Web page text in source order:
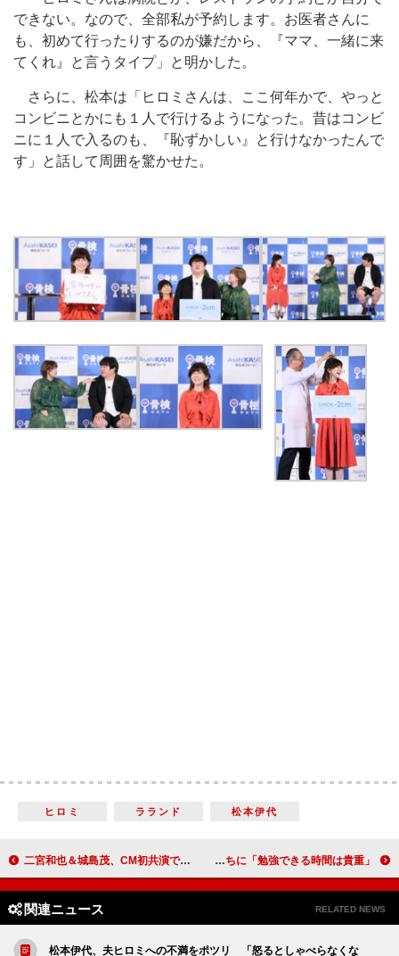
できない。なので、全部私が予約します。お医者さんに
も、初めて行ったりするのが嫌だから、『ママ、一緒に来
てくれ』と言うタイプ」と明かした。
さらに、松本は「ヒロミさんは、ここ何年かで、やっと
コンビニとかにも１人で行けるようになった。昔はコンビ
ニに１人で入るのも、『恥ずかしい』と行けなかったんで
す」と話して周囲を驚かせた。
ヒロミ ラランド 松本伊代
二宮和也＆城島茂、CM初共演で笑顔 後輩・西畑大吾を交えて“オイル談議”も 永野芽郁、田中圭は「意外とおっちょこちょい」 学生たちに「勉強できる時間は貴重」
関連ニュース RELATED NEWS
松本伊代、夫ヒロミへの不満をポツリ 「怒るとしゃべらなくな